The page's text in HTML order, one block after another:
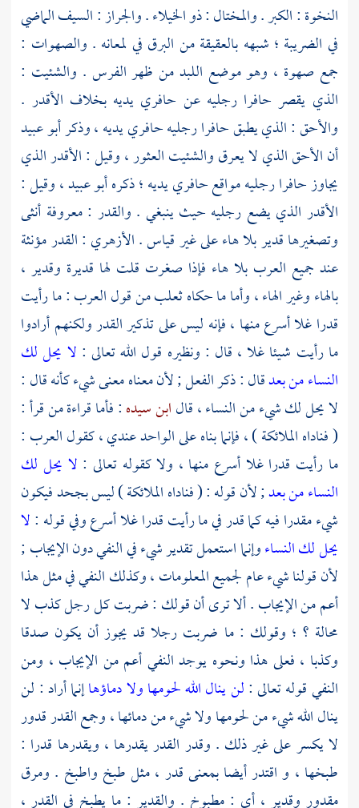
النخوة : الكبر . والمختال : ذو الخيلاء . والجراز : السيف الماضي
في الضريبة ؛ شبهه بالعقيقة من البرق في لمعانه . والصهوات :
جمع صهوة ، وهو موضع اللبد من ظهر الفرس . والشئيت :
الذي يقصر حافرا رجليه عن حافري يديه بخلاف الأقدر .
والأحق : الذي يطبق حافرا رجليه حافري يديه ، وذكرأبو عبيد
أن الأحق الذي لا يعرق والشئيت العثور ، وقيل : الأقدر الذي
يجاوز حافرا رجليه مواقع حافري يديه ؛ ذكرهأبو عبيد، وقيل :
الأقدر الذي يضع رجليه حيث ينبغي . والقدر : معروفة أنثى
وتصغيرها قدير بلا هاء على غير قياس .الأزهري : القدر مؤنثة
عند جميع العرب بلا هاء فإذا صغرت قلت لها قديرة وقدير ،
بالهاء وغير الهاء ، وأما ما حكاهثعلبمن قول العرب : ما رأيت
قدرا غلا أسرع منها ، فإنه ليس على تذكير القدر ولكنهم أرادوا
ما رأيت شيئا غلا ، قال : ونظيره قول الله تعالى : لا يحل لك
النساء من بعدقال : ذكر الفعل ; لأن معناه معنى شيء كأنه قال :
لا يحل لك شيء من النساء ، قالابن سيده: فأما قراءة من قرأ :
( فناداه الملائكة ) ، فإنما بناه على الواحد عندي ، كقول العرب :
ما رأيت قدرا غلا أسرع منها ، ولا كقوله تعالى : لا يحل لك
النساء من بعد; لأن قوله : ( فناداه الملائكة ) ليس بجحد فيكون
شيء مقدرا فيه كما قدر في ما رأيت قدرا غلا أسرع وفي قوله :لا
يحل لك النساءوإنما استعمل تقدير شيء في النفي دون الإيجاب ;
لأن قولنا شيء عام لجميع المعلومات ، وكذلك النفي في مثل هذا
أعم من الإيجاب . ألا ترى أن قولك : ضربت كل رجل كذب لا
محالة ؟ ؛ وقولك : ما ضربت رجلا قد يجوز أن يكون صدقا
وكذبا ، فعلى هذا ونحوه يوجد النفي أعم من الإيجاب ، ومن
النفي قوله تعالى :لن ينال الله لحومها ولا دماؤهاإنما أراد : لن
ينال الله شيء من لحومها ولا شيء من دمائها ، وجمع القدر قدور
لا يكسر على غير ذلك . وقدر القدر يقدرها ، ويقدرها قدرا :
طبخها ، و اقتدر أيضا بمعنى قدر ، مثل طبخ واطبخ . ومرق
مقدور وقدير ، أي : مطبوخ . والقدير : ما يطبخ في القدر ،